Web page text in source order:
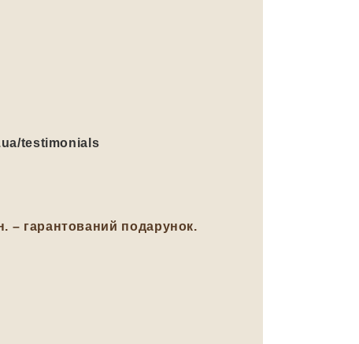
testimonials
– гарантований подарунок.